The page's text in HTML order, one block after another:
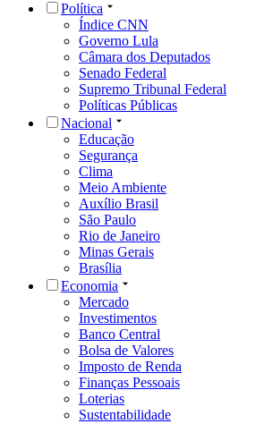
Política
Índice CNN
Governo Lula
Câmara dos Deputados
Senado Federal
Supremo Tribunal Federal
Políticas Públicas
Nacional
Educação
Segurança
Clima
Meio Ambiente
Auxílio Brasil
São Paulo
Rio de Janeiro
Minas Gerais
Brasília
Economia
Mercado
Investimentos
Banco Central
Bolsa de Valores
Imposto de Renda
Finanças Pessoais
Loterias
Sustentabilidade